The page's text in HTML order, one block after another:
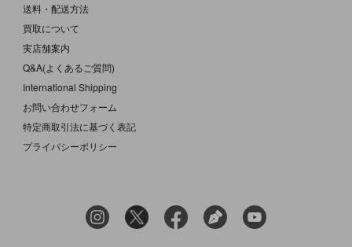
送料・配送方法
買取について
実店舗案内
Q&A(よくあるご質問)
International Shipping
お問い合わせフォーム
特定商取引法に基づく表記
プライバシーポリシー